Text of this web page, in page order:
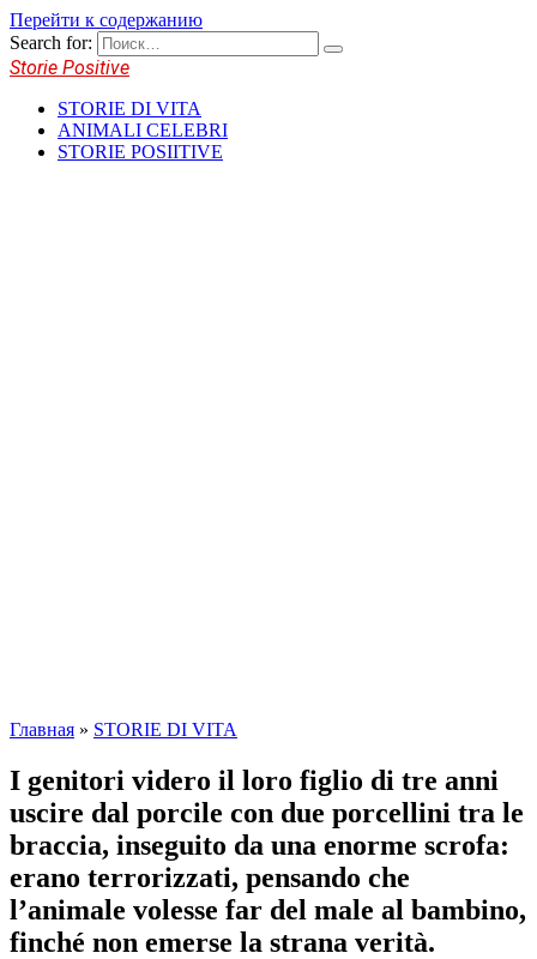
Перейти к содержанию
Search for:
Storie Positive
STORIE DI VITA
ANIMALI CELEBRI
STORIE POSIITIVE
Главная » STORIE DI VITA
I genitori videro il loro figlio di tre anni
uscire dal porcile con due porcellini tra le
braccia, inseguito da una enorme scrofa:
erano terrorizzati, pensando che
l’animale volesse far del male al bambino,
finché non emerse la strana verità.